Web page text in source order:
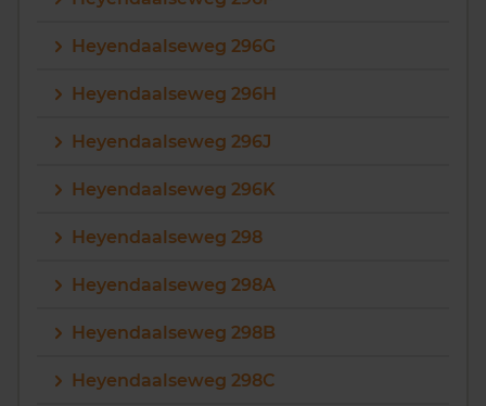
Heyendaalseweg 296G
Heyendaalseweg 296H
Heyendaalseweg 296J
Heyendaalseweg 296K
Heyendaalseweg 298
Heyendaalseweg 298A
Heyendaalseweg 298B
Heyendaalseweg 298C